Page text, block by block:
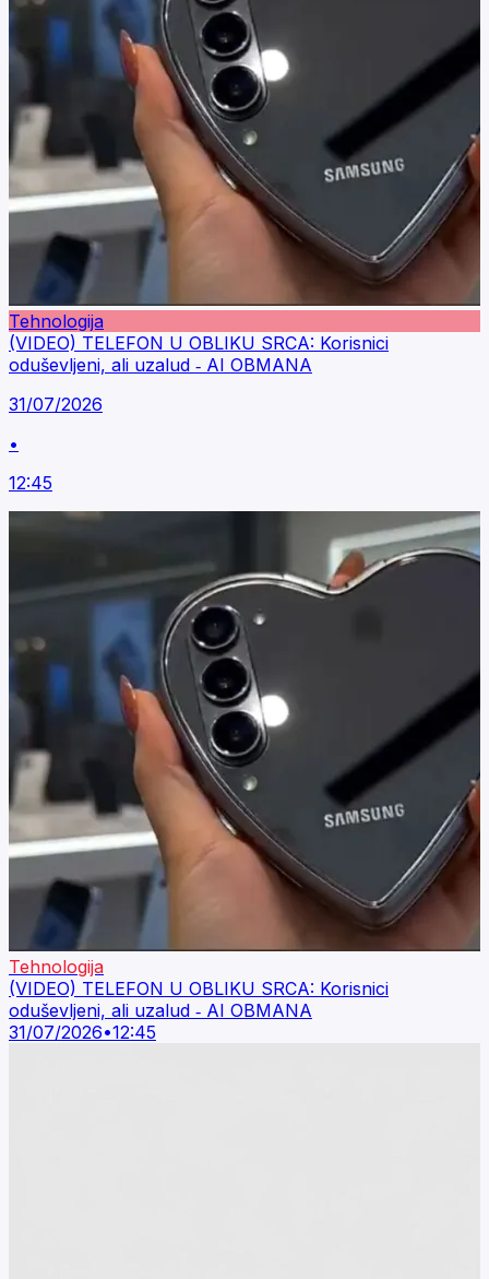
Tehnologija
(VIDEO) TELEFON U OBLIKU SRCA: Korisnici
oduševljeni, ali uzalud ‐ AI OBMANA
31/07/2026
•
12:45
Tehnologija
(VIDEO) TELEFON U OBLIKU SRCA: Korisnici
oduševljeni, ali uzalud ‐ AI OBMANA
31/07/2026•12:45